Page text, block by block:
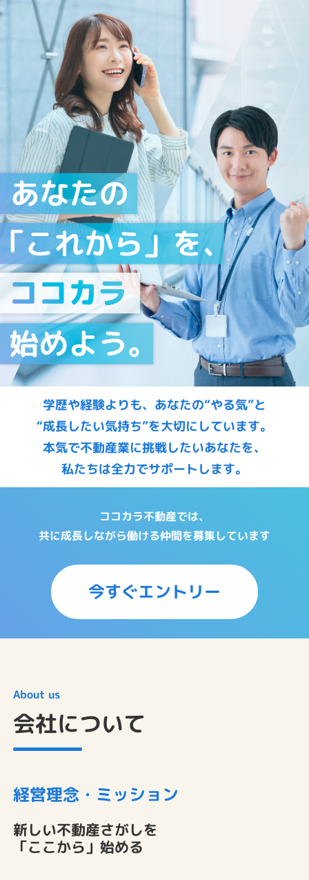
学歴や経験よりも、あなたの“やる気”と
“成長したい気持ち”を大切にしています。
本気で不動産業に挑戦したいあなたを、
私たちは全力でサポートします。
ココカラ不動産では、
共に成長しながら働ける仲間を募集しています
今すぐエントリー
About us
会社について
経営理念・ミッション
新しい不動産さがしを
「ここから」始める